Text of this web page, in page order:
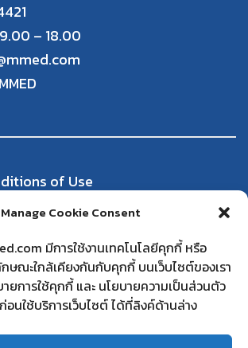
Manage Cookie Consent
มีการใช้งานเทคโนโลยีคุกกี้ หรือ
ษณะใกล้เคียงกันกับคุกกี้ บนเว็บไซต์ของเรา
ยการใช้คุกกี้ และ นโยบายความเป็นส่วนตัว
นใช้บริการเว็บไซต์ ได้ที่ลิงค์ด้านล่าง
– 18.00
of Use
and Shipping
mmed
Questions